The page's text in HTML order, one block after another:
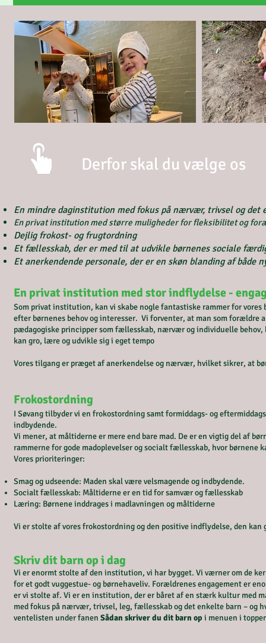
En mindre daginstitution med fokus på nærvær, trivsel og det
En privat institution med større muligheder for fleksibilitet og
Dejlig frokost- og frugtordning
Et fællesskab, der er med til at udvikle børnenes sociale
Et anerkendende personale, der er en skøn blanding af
En privat institution med stor indflydelse -
Som privat institution, kan vi skabe nogle fantastiske rammer for
efter børnenes behov og interesser. Vi forventer, at man som
pædagogiske principper som fællesskab, nærvær og individuelle behov,
kan gro, lære og udvikle sig i eget tempo
Vores tilgang er præget af anerkendelse og nærvær, hvilket sikrer, at
Frokostordning
I Søvang tilbyder vi en frokostordning samt formiddags- og
indbydende.
Vi mener, at måltiderne er mere end bare mad. De er en vigtig del af
rammerne for gode madoplevelser og socialt fællesskab, hvor børnene
Vores prioriteringer:
Smag og udseende: Maden skal være velsmagende og indbydende.
Socialt fællesskab: Måltiderne er en tid for samvær og fællesskab
Læring: Børnene inddrages i madlavningen og måltiderne
Vi er stolte af vores frokostordning og den positive indflydelse, den kan
Skriv dit barn op i dag
Vi er enormt stolte af den institution, vi har bygget. Vi værner om de
for et godt vuggestue- og børnehaveliv. Forældrenes engagement er
er vi stolte af. Vi er en institution, der er båret af en stærk kultur med
med fokus på nærvær, trivsel, leg, fællesskab og det enkelte barn – og
ventelisten under fanen Sådan skriver du dit barn op i menuen i
Derfor skal du vælge os